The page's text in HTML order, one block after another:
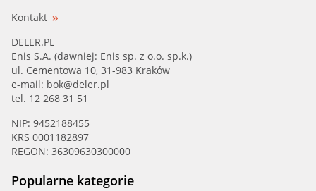
Kontakt
DELER.PL
Enis S.A. (dawniej: Enis sp. z o.o. sp.k.)
ul. Cementowa 10, 31-983 Kraków
e-mail: bok@deler.pl
tel. 12 268 31 51
NIP: 9452188455
KRS 0001182897
REGON: 36309630300000
Popularne kategorie